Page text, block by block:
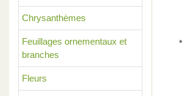
Chrysanthèmes
Feuillages ornementaux et
branches
Fleurs
*